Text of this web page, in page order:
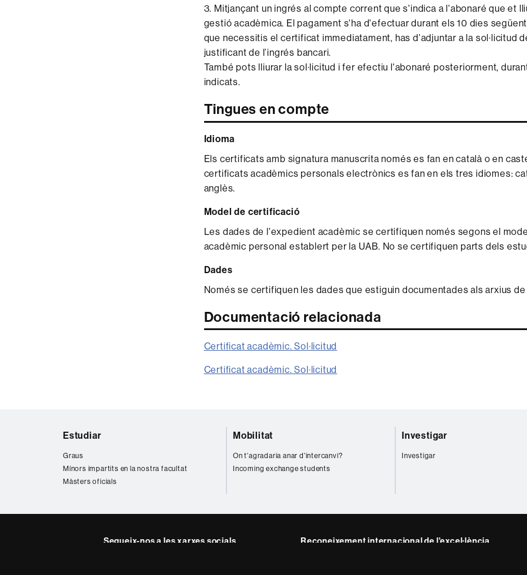
3. Mitjançant un ingrés al compte corrent que s'indica a l'abonaré que et
gestió acadèmica. El pagament s'ha d'efectuar durant els 10 dies
que necessitis el certificat immediatament, has d'adjuntar a la sol·licitud
justificant de l’ingrés bancari.
També pots lliurar la sol·licitud i fer efectiu l'abonaré posteriorment,
indicats.
Tingues en compte
Idioma
Els certificats amb signatura manuscrita només es fan en català o en
certificats acadèmics personals electrònics es fan en els tres idiomes:
anglès.
Model de certificació
Les dades de l'expedient acadèmic se certifiquen només segons el
acadèmic personal establert per la UAB. No se certifiquen parts dels
Dades
Només se certifiquen les dades que estiguin documentades als arxius de
Documentació relacionada
Certificat acadèmic. Sol·licitud
Certificat acadèmic. Sol·licitud
Estudiar
Graus
Mínors impartits en la nostra facultat
Màsters oficials
Mobilitat
On t'agradaria anar d'intercanvi?
Incoming exchange students
Investigar
Investigar
Segueix-nos a les xarxes socials Reconeixement internacional de l'excel·lència